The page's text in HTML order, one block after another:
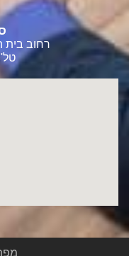
רחוב בית הדפוס
טל': 6525-